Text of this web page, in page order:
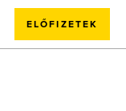
ELŐFIZETEK